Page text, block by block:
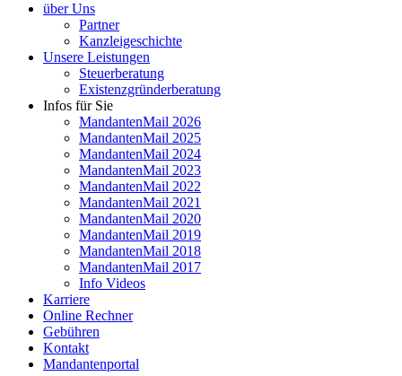
über Uns
Partner
Kanzleigeschichte
Unsere Leistungen
Steuerberatung
Existenzgründerberatung
Infos für Sie
MandantenMail 2026
MandantenMail 2025
MandantenMail 2024
MandantenMail 2023
MandantenMail 2022
MandantenMail 2021
MandantenMail 2020
MandantenMail 2019
MandantenMail 2018
MandantenMail 2017
Info Videos
Karriere
Online Rechner
Gebühren
Kontakt
Mandantenportal